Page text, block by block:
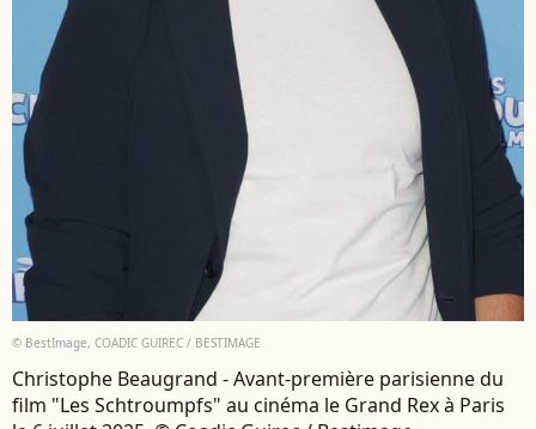
© BestImage, COADIC GUIREC / BESTIMAGE
Christophe Beaugrand - Avant-première parisienne du
film "Les Schtroumpfs" au cinéma le Grand Rex à Paris